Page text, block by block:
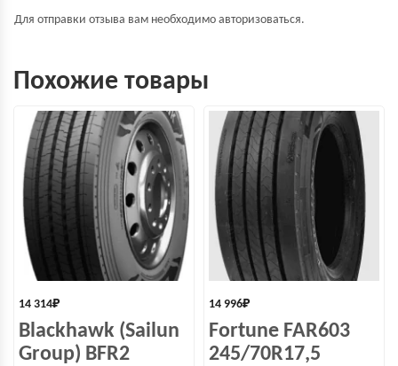
Для отправки отзыва вам необходимо авторизоваться.
Похожие товары
14 314₽
Blackhawk (Sailun
Group) BFR2
14 996₽
Fortune FAR603
245/70R17,5